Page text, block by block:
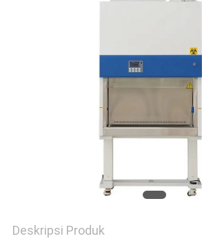
Deskripsi Produk